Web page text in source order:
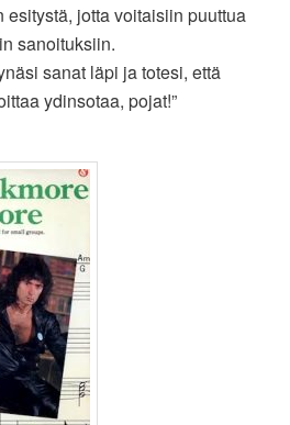
esitystä, jotta voitaisiin puuttua
sanoituksiin.
sanat läpi ja totesi, että
ydinsotaa, pojat!”